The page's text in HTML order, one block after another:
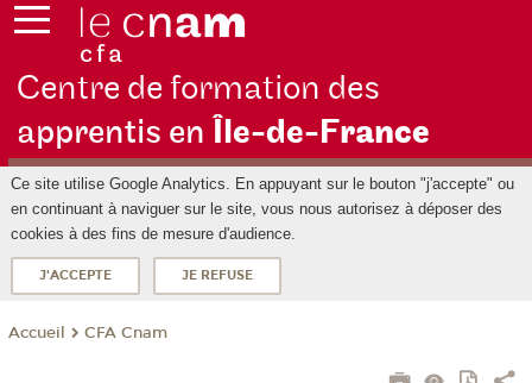
Centre de formation des
apprentis en Île-de-France
Ce site utilise Google Analytics. En appuyant sur le bouton "j'accepte" ou
en continuant à naviguer sur le site, vous nous autorisez à déposer des
cookies à des fins de mesure d'audience.
J'ACCEPTE JE REFUSE
Accueil CFA Cnam